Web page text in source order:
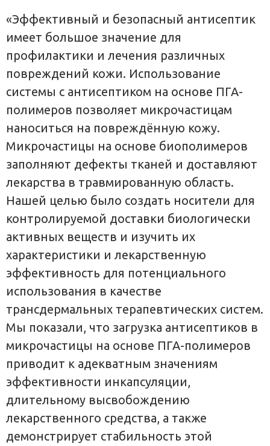
«Эффективный и безопасный антисептик
имеет большое значение для
профилактики и лечения различных
повреждений кожи. Использование
системы с антисептиком на основе ПГА-
полимеров позволяет микрочастицам
наноситься на повреждённую кожу.
Микрочастицы на основе биополимеров
заполняют дефекты тканей и доставляют
лекарства в травмированную область.
Нашей целью было создать носители для
контролируемой доставки биологически
активных веществ и изучить их
характеристики и лекарственную
эффективность для потенциального
использования в качестве
трансдермальных терапевтических систем.
Мы показали, что загрузка антисептиков в
микрочастицы на основе ПГА-полимеров
приводит к адекватным значениям
эффективности инкапсуляции,
длительному высвобождению
лекарственного средства, а также
демонстрирует стабильность этой